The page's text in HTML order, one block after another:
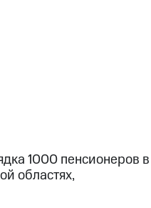
1000 пенсионеров в
областях,